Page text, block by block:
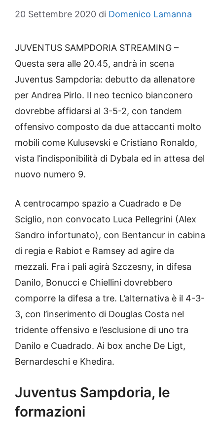
20 Settembre 2020 di Domenico Lamanna
JUVENTUS SAMPDORIA STREAMING –
Questa sera alle 20.45, andrà in scena
Juventus Sampdoria: debutto da allenatore
per Andrea Pirlo. Il neo tecnico bianconero
dovrebbe affidarsi al 3-5-2, con tandem
offensivo composto da due attaccanti molto
mobili come Kulusevski e Cristiano Ronaldo,
vista l’indisponibilità di Dybala ed in attesa del
nuovo numero 9.
A centrocampo spazio a Cuadrado e De
Sciglio, non convocato Luca Pellegrini (Alex
Sandro infortunato), con Bentancur in cabina
di regia e Rabiot e Ramsey ad agire da
mezzali. Fra i pali agirà Szczesny, in difesa
Danilo, Bonucci e Chiellini dovrebbero
comporre la difesa a tre. L’alternativa è il 4-3-
3, con l’inserimento di Douglas Costa nel
tridente offensivo e l’esclusione di uno tra
Danilo e Cuadrado. Ai box anche De Ligt,
Bernardeschi e Khedira.
Juventus Sampdoria, le
formazioni